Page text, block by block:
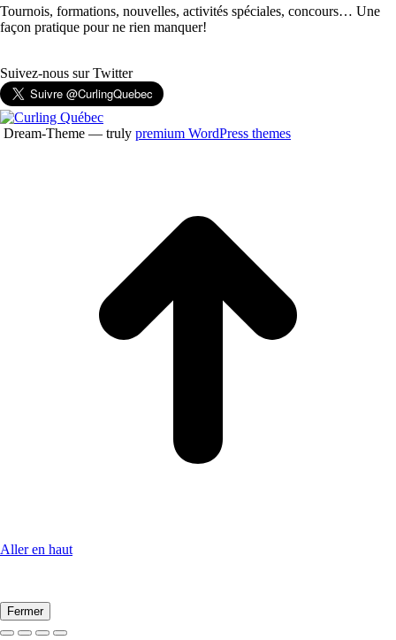
Tournois, formations, nouvelles, activités spéciales, concours… Une
façon pratique pour ne rien manquer!
Suivez-nous sur Twitter
Dream-Theme — truly premium WordPress themes
Aller en haut
Fermer